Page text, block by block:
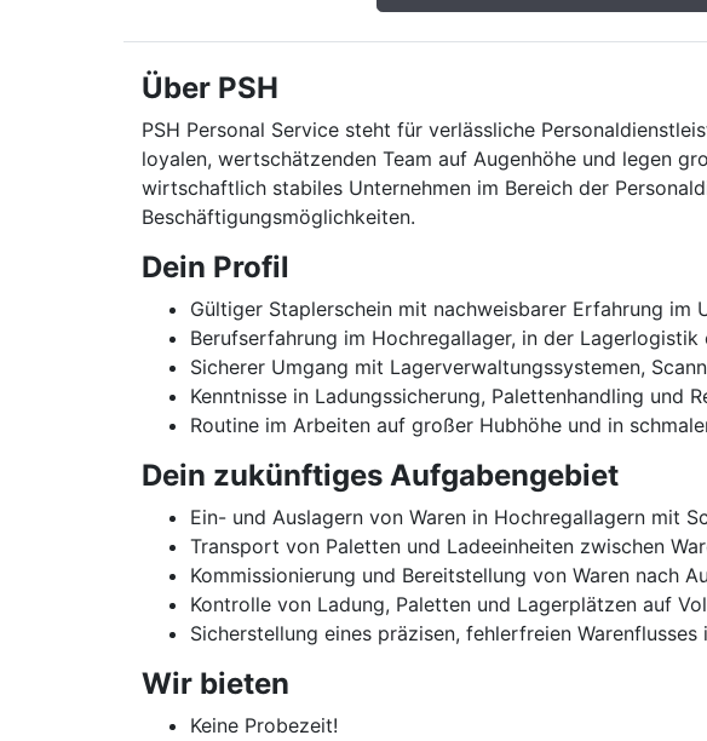
Über PSH
PSH Personal Service steht für verlässliche
loyalen, wertschätzenden Team auf Augenhöhe und legen
wirtschaftlich stabiles Unternehmen im Bereich der
Beschäftigungsmöglichkeiten.
Dein Profil
Gültiger Staplerschein mit nachweisbarer Erfahrung im
Berufserfahrung im Hochregallager, in der
Sicherer Umgang mit Lagerverwaltungssystemen,
Kenntnisse in Ladungssicherung, Palettenhandling und
Routine im Arbeiten auf großer Hubhöhe und in
Dein zukünftiges Aufgabengebiet
Ein- und Auslagern von Waren in Hochregallagern mit
Transport von Paletten und Ladeeinheiten zwischen
Kommissionierung und Bereitstellung von Waren nach
Kontrolle von Ladung, Paletten und Lagerplätzen auf
Sicherstellung eines präzisen, fehlerfreien
Wir bieten
Keine Probezeit!